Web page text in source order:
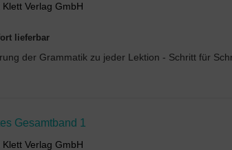
Klett Verlag GmbH
lieferbar
Gesamtband 1
Klett Verlag GmbH